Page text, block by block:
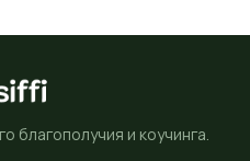
благополучия и коучинга.